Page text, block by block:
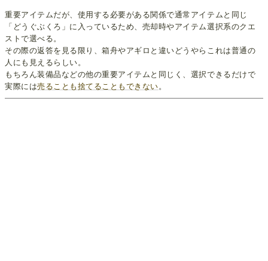
重要アイテムだが、使用する必要がある関係で通常アイテムと同じ
「どうぐぶくろ」に入っているため、売却時やアイテム選択系のクエ
ストで選べる。
その際の返答を見る限り、箱舟やアギロと違いどうやらこれは普通の
人にも見えるらしい。
もちろん装備品などの他の重要アイテムと同じく、選択できるだけで
実際には売ることも捨てることもできない 。